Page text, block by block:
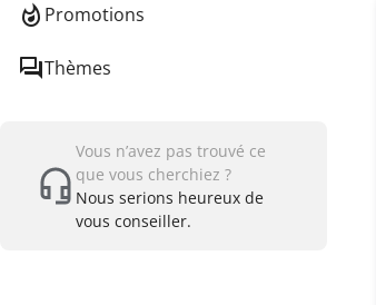
Promotions
Thèmes
Vous n’avez pas trouvé ce
que vous cherchiez ?
Nous serions heureux de
vous conseiller.